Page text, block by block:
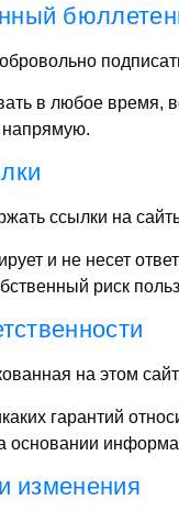
в любое время,
ссылки на
и не несет
риск
на этом
гарантий
изменения